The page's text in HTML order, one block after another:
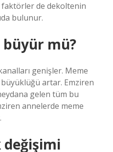
de dekoltenin
bulunur.
büyür mü?
genişler. Meme
artar. Emziren
gelen tüm bu
annelerde meme
değişimi